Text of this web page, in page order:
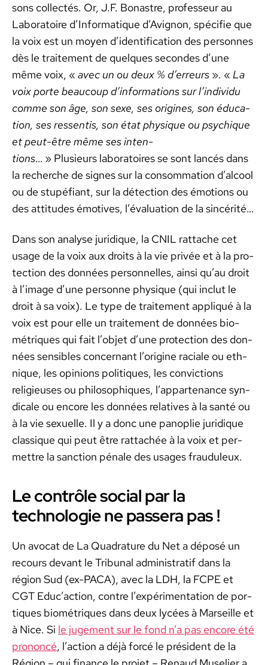
sons col­lec­tés. Or, J.F. Bonas­tre, pro­fesseur au
Lab­o­ra­toire d’Informatique d’Avignon, spé­ci­fie que
la voix est un moyen d’identification des per­son­nes
dès le traite­ment de quelques sec­on­des d’une
même voix, « avec un ou deux % d’erreurs ». « La
voix porte beau­coup d’informations sur l’individu
comme son âge, son sexe, ses orig­ines, son édu­ca­
tion, ses ressen­tis, son état physique ou psy­chique
et peut-être même ses inten­
tions… » Plusieurs lab­o­ra­toires se sont lancés dans
la recherche de signes sur la con­som­ma­tion d’alcool
ou de stupé­fi­ant, sur la détec­tion des émo­tions ou
des atti­tudes émo­tives, l’évaluation de la sincérité…
Dans son analyse juridique, la CNIL rat­tache cet
usage de la voix aux droits à la vie privée et à la pro­
tec­tion des don­nées per­son­nelles, ain­si qu’au droit
à l’image d’une per­son­ne physique (qui inclut le
droit à sa voix). Le type de traite­ment appliqué à la
voix est pour elle un traite­ment de don­nées bio­
métriques qui fait l’objet d’une pro­tec­tion des don­
nées sen­si­bles con­cer­nant l’origine raciale ou eth­
nique, les opin­ions poli­tiques, les con­vic­tions
religieuses ou philosophiques, l’appartenance syn­
di­cale ou encore les don­nées rel­a­tives à la san­té ou
à la vie sex­uelle. Il y a donc une panoplie juridique
clas­sique qui peut être rat­tachée à la voix et per­
me­t­tre la sanc­tion pénale des usages fraud­uleux.
Le contrôle social par la
technologie ne passera pas !
Un avo­cat de La Quad­ra­ture du Net a déposé un
recours devant le Tri­bunal admin­is­tratif dans la
région Sud (ex-PACA), avec la LDH, la FCPE et
CGT Educ’action, con­tre l’expérimentation de por­
tiques bio­métriques dans deux lycées à Mar­seille et
à Nice. Si le juge­ment sur le fond n’a pas encore été
pronon­cé, l’action a déjà for­cé le prési­dent de la